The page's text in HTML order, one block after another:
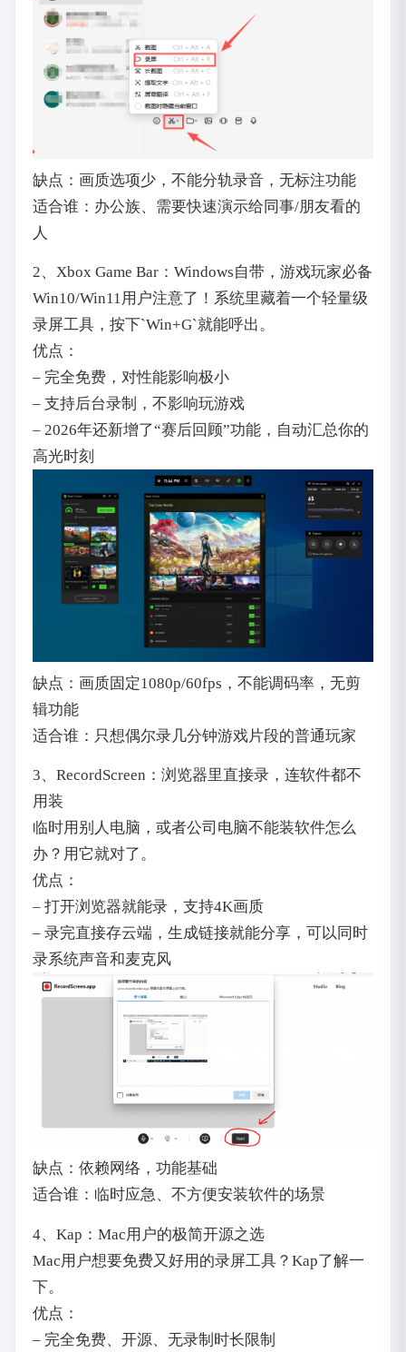
缺点：画质选项少，不能分轨录音，无标注功能
适合谁：办公族、需要快速演示给同事/朋友看的
人
2、Xbox Game Bar：Windows自带，游戏玩家必备
Win10/Win11用户注意了！系统里藏着一个轻量级
录屏工具，按下`Win+G`就能呼出。
优点：
– 完全免费，对性能影响极小
– 支持后台录制，不影响玩游戏
– 2026年还新增了“赛后回顾”功能，自动汇总你的
高光时刻
缺点：画质固定1080p/60fps，不能调码率，无剪
辑功能
适合谁：只想偶尔录几分钟游戏片段的普通玩家
3、RecordScreen：浏览器里直接录，连软件都不
用装
临时用别人电脑，或者公司电脑不能装软件怎么
办？用它就对了。
优点：
– 打开浏览器就能录，支持4K画质
– 录完直接存云端，生成链接就能分享，可以同时
录系统声音和麦克风
缺点：依赖网络，功能基础
适合谁：临时应急、不方便安装软件的场景
4、Kap：Mac用户的极简开源之选
Mac用户想要免费又好用的录屏工具？Kap了解一
下。
优点：
– 完全免费、开源、无录制时长限制